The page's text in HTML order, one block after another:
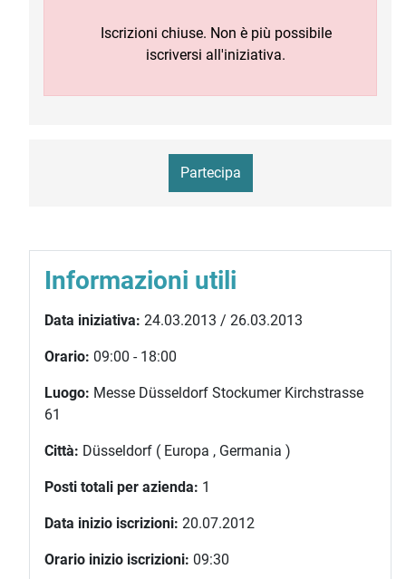
Iscrizioni chiuse. Non è più possibile
iscriversi all'iniziativa.
Partecipa
Informazioni utili
Data iniziativa: 24.03.2013 / 26.03.2013
Orario: 09:00 - 18:00
Luogo: Messe Düsseldorf Stockumer Kirchstrasse
61
Città: Düsseldorf ( Europa , Germania )
Posti totali per azienda: 1
Data inizio iscrizioni: 20.07.2012
Orario inizio iscrizioni: 09:30